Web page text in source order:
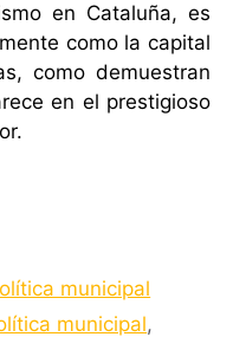
en Cataluña, es
como la capital
como demuestran
en el prestigioso
municipal
municipal,